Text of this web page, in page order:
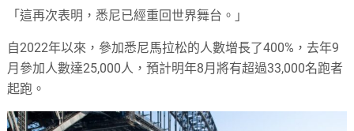
「這再次表明，悉尼已經重回世界舞台。」
自2022年以來，參加悉尼馬拉松的人數增長了400%，去年9
月參加人數達25,000人，預計明年8月將有超過33,000名跑者
起跑。